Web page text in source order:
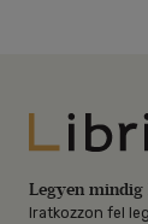
Legyen mindig
Iratkozzon fel